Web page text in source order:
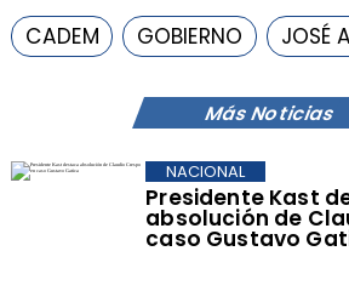
Más Noticias
Presidente Kast
absolución de
caso Gustavo
NACIONAL
CADEM GOBIERNO JOSÉ